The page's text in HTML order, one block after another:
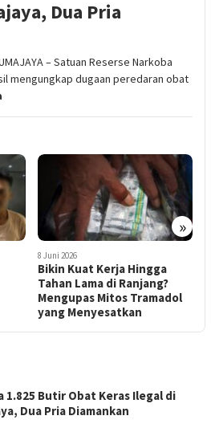
Dua Pria
– Satuan Reserse Narkoba
mengungkap dugaan peredaran obat
»
5 Juni 2026
Tiga Pengedar Pil Koplo di
Serang Baru dan Babelan
Diringkus Polisi
1.825 Butir Obat Keras Ilegal di
Dua Pria Diamankan